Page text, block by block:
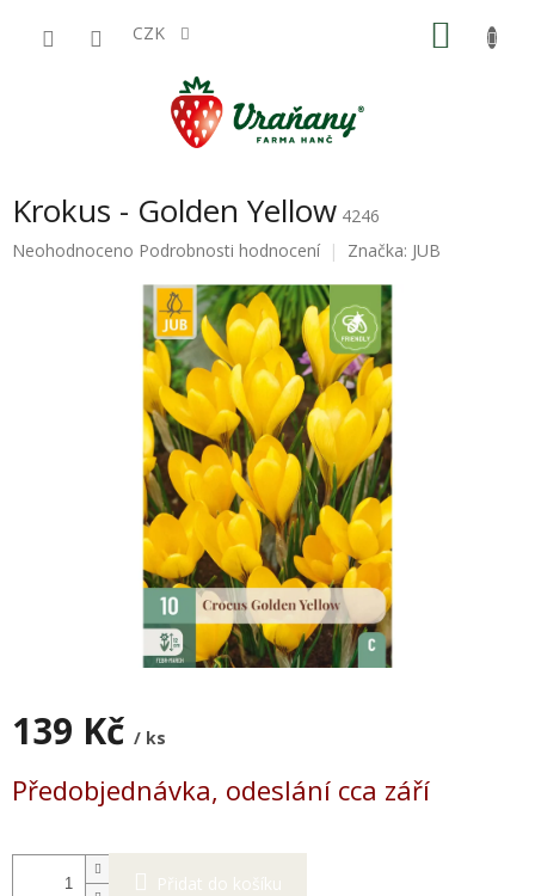
CZK
Krokus - Golden Yellow 4246
Průměrné
Neohodnoceno Podrobnosti hodnocení Značka: JUB
139 Kč / ks
cena:
Předobjednávka, odeslání cca září
Přidat do košíku